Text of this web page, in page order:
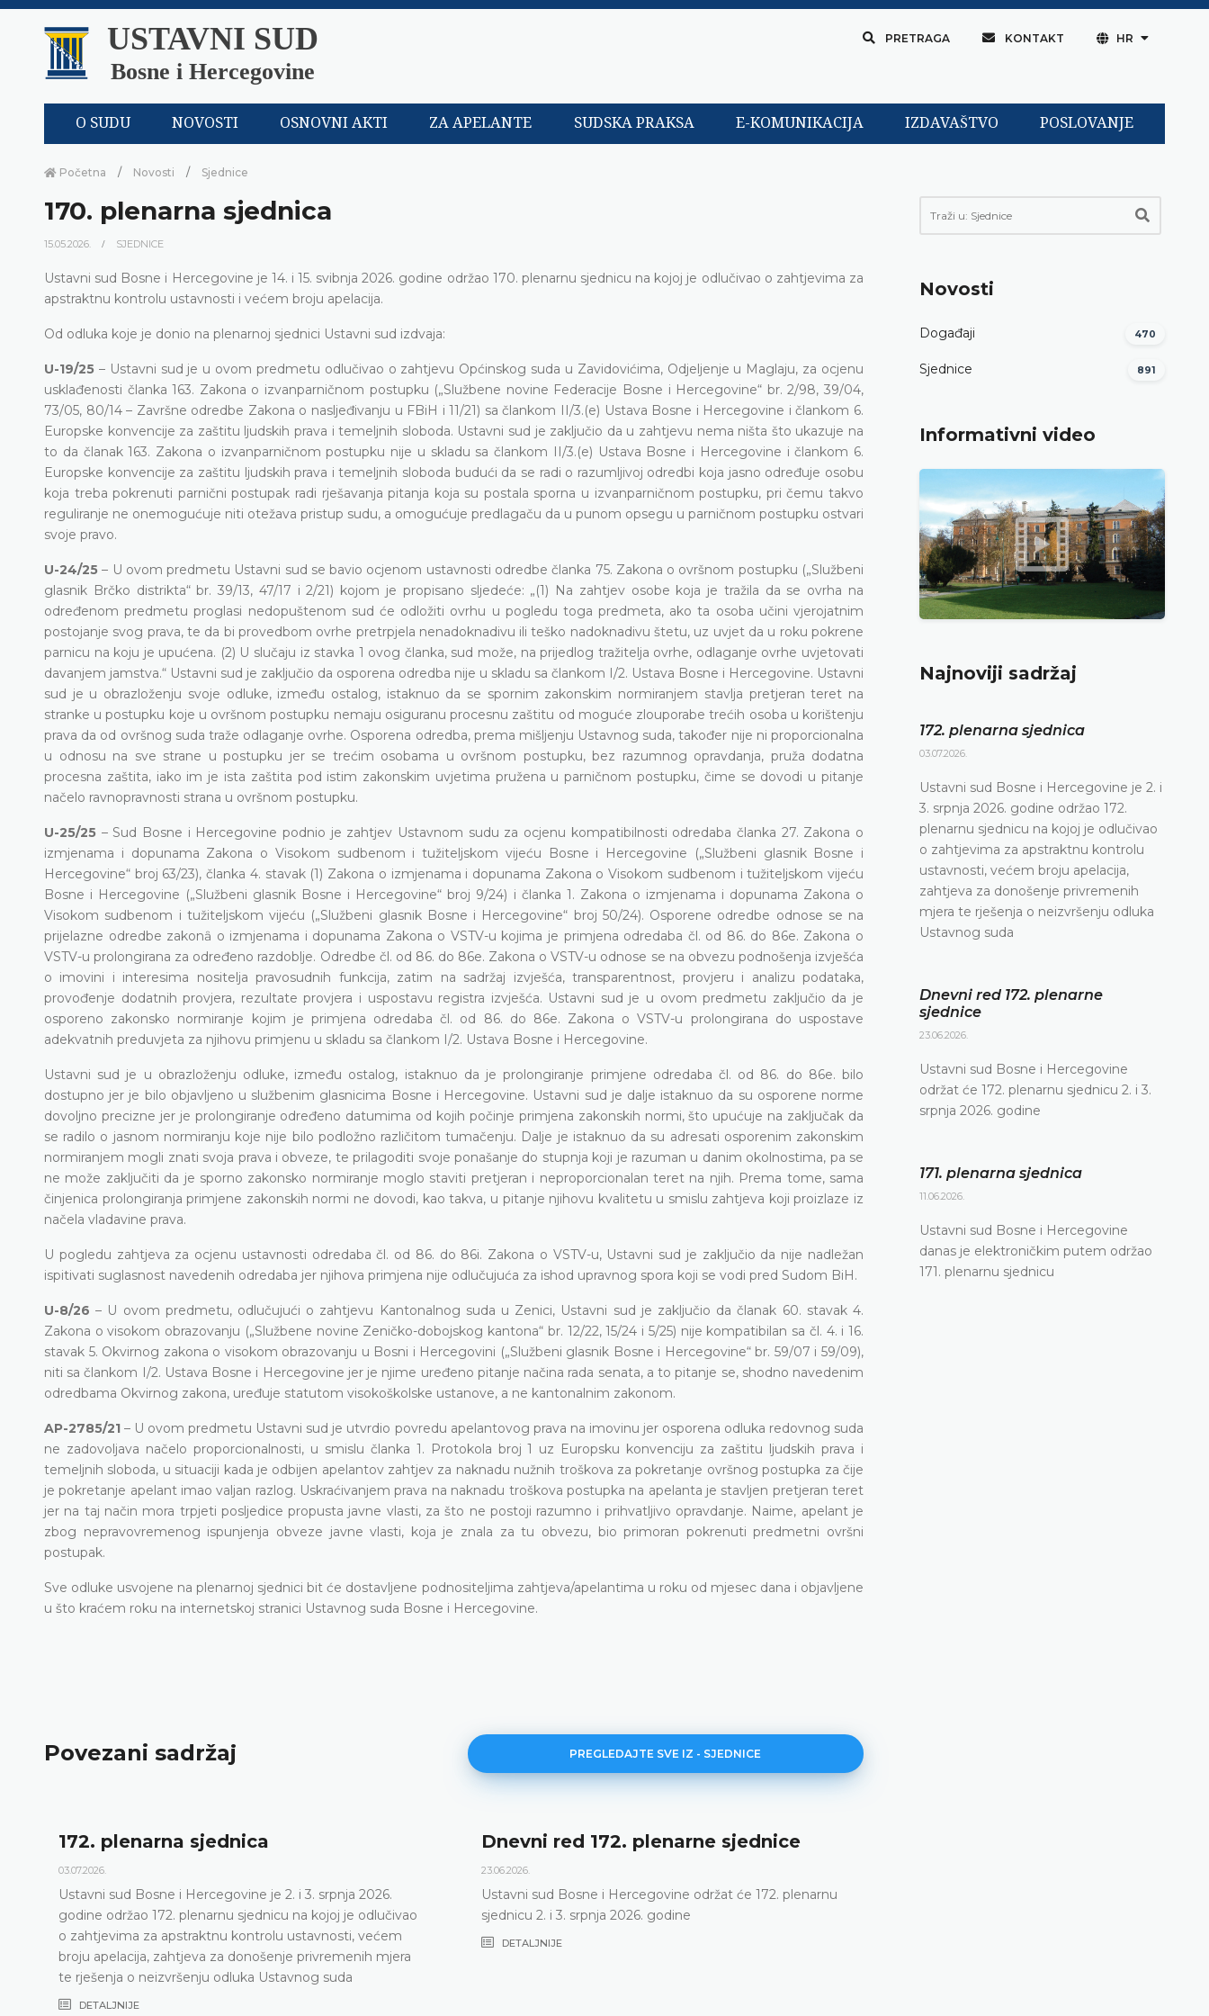
USTAVNI SUD
Bosne i Hercegovine
PRETRAGA KONTAKT HR
O SUDU NOVOSTI OSNOVNI AKTI ZA APELANTE SUDSKA PRAKSA E-KOMUNIKACIJA IZDAVAŠTVO POSLOVANJE
Početna Novosti Sjednice
170. plenarna sjednica
15.05.2026. SJEDNICE
Ustavni sud Bosne i Hercegovine je 14. i 15. svibnja 2026. godine održao 170. plenarnu sjednicu na kojoj je odlučivao o zahtjevima za
apstraktnu kontrolu ustavnosti i većem broju apelacija.
Od odluka koje je donio na plenarnoj sjednici Ustavni sud izdvaja:
U-19/25 – Ustavni sud je u ovom predmetu odlučivao o zahtjevu Općinskog suda u Zavidovićima, Odjeljenje u Maglaju, za ocjenu
usklađenosti članka 163. Zakona o izvanparničnom postupku („Službene novine Federacije Bosne i Hercegovine“ br. 2/98, 39/04,
73/05, 80/14 – Završne odredbe Zakona o nasljeđivanju u FBiH i 11/21) sa člankom II/3.(e) Ustava Bosne i Hercegovine i člankom 6.
Europske konvencije za zaštitu ljudskih prava i temeljnih sloboda. Ustavni sud je zaključio da u zahtjevu nema ništa što ukazuje na
to da članak 163. Zakona o izvanparničnom postupku nije u skladu sa člankom II/3.(e) Ustava Bosne i Hercegovine i člankom 6.
Europske konvencije za zaštitu ljudskih prava i temeljnih sloboda budući da se radi o razumljivoj odredbi koja jasno određuje osobu
koja treba pokrenuti parnični postupak radi rješavanja pitanja koja su postala sporna u izvanparničnom postupku, pri čemu takvo
reguliranje ne onemogućuje niti otežava pristup sudu, a omogućuje predlagaču da u punom opsegu u parničnom postupku ostvari
svoje pravo.
U-24/25 – U ovom predmetu Ustavni sud se bavio ocjenom ustavnosti odredbe članka 75. Zakona o ovršnom postupku („Službeni
glasnik Brčko distrikta“ br. 39/13, 47/17 i 2/21) kojom je propisano sljedeće: „(1) Na zahtjev osobe koja je tražila da se ovrha na
određenom predmetu proglasi nedopuštenom sud će odložiti ovrhu u pogledu toga predmeta, ako ta osoba učini vjerojatnim
postojanje svog prava, te da bi provedbom ovrhe pretrpjela nenadoknadivu ili teško nadoknadivu štetu, uz uvjet da u roku pokrene
parnicu na koju je upućena. (2) U slučaju iz stavka 1 ovog članka, sud može, na prijedlog tražitelja ovrhe, odlaganje ovrhe uvjetovati
davanjem jamstva.“ Ustavni sud je zaključio da osporena odredba nije u skladu sa člankom I/2. Ustava Bosne i Hercegovine. Ustavni
sud je u obrazloženju svoje odluke, između ostalog, istaknuo da se spornim zakonskim normiranjem stavlja pretjeran teret na
stranke u postupku koje u ovršnom postupku nemaju osiguranu procesnu zaštitu od moguće zlouporabe trećih osoba u korištenju
prava da od ovršnog suda traže odlaganje ovrhe. Osporena odredba, prema mišljenju Ustavnog suda, također nije ni proporcionalna
u odnosu na sve strane u postupku jer se trećim osobama u ovršnom postupku, bez razumnog opravdanja, pruža dodatna
procesna zaštita, iako im je ista zaštita pod istim zakonskim uvjetima pružena u parničnom postupku, čime se dovodi u pitanje
načelo ravnopravnosti strana u ovršnom postupku.
U-25/25 – Sud Bosne i Hercegovine podnio je zahtjev Ustavnom sudu za ocjenu kompatibilnosti odredaba članka 27. Zakona o
izmjenama i dopunama Zakona o Visokom sudbenom i tužiteljskom vijeću Bosne i Hercegovine („Službeni glasnik Bosne i
Hercegovine“ broj 63/23), članka 4. stavak (1) Zakona o izmjenama i dopunama Zakona o Visokom sudbenom i tužiteljskom vijeću
Bosne i Hercegovine („Službeni glasnik Bosne i Hercegovine“ broj 9/24) i članka 1. Zakona o izmjenama i dopunama Zakona o
Visokom sudbenom i tužiteljskom vijeću („Službeni glasnik Bosne i Hercegovine“ broj 50/24). Osporene odredbe odnose se na
prijelazne odredbe zakonȃ o izmjenama i dopunama Zakona o VSTV-u kojima je primjena odredaba čl. od 86. do 86e. Zakona o
VSTV-u prolongirana za određeno razdoblje. Odredbe čl. od 86. do 86e. Zakona o VSTV-u odnose se na obvezu podnošenja izvješća
o imovini i interesima nositelja pravosudnih funkcija, zatim na sadržaj izvješća, transparentnost, provjeru i analizu podataka,
provođenje dodatnih provjera, rezultate provjera i uspostavu registra izvješća. Ustavni sud je u ovom predmetu zaključio da je
osporeno zakonsko normiranje kojim je primjena odredaba čl. od 86. do 86e. Zakona o VSTV-u prolongirana do uspostave
adekvatnih preduvjeta za njihovu primjenu u skladu sa člankom I/2. Ustava Bosne i Hercegovine.
Ustavni sud je u obrazloženju odluke, između ostalog, istaknuo da je prolongiranje primjene odredaba čl. od 86. do 86e. bilo
dostupno jer je bilo objavljeno u službenim glasnicima Bosne i Hercegovine. Ustavni sud je dalje istaknuo da su osporene norme
dovoljno precizne jer je prolongiranje određeno datumima od kojih počinje primjena zakonskih normi, što upućuje na zaključak da
se radilo o jasnom normiranju koje nije bilo podložno različitom tumačenju. Dalje je istaknuo da su adresati osporenim zakonskim
normiranjem mogli znati svoja prava i obveze, te prilagoditi svoje ponašanje do stupnja koji je razuman u danim okolnostima, pa se
ne može zaključiti da je sporno zakonsko normiranje moglo staviti pretjeran i neproporcionalan teret na njih. Prema tome, sama
činjenica prolongiranja primjene zakonskih normi ne dovodi, kao takva, u pitanje njihovu kvalitetu u smislu zahtjeva koji proizlaze iz
načela vladavine prava.
U pogledu zahtjeva za ocjenu ustavnosti odredaba čl. od 86. do 86i. Zakona o VSTV-u, Ustavni sud je zaključio da nije nadležan
ispitivati suglasnost navedenih odredaba jer njihova primjena nije odlučujuća za ishod upravnog spora koji se vodi pred Sudom BiH.
U-8/26 – U ovom predmetu, odlučujući o zahtjevu Kantonalnog suda u Zenici, Ustavni sud je zaključio da članak 60. stavak 4.
Zakona o visokom obrazovanju („Službene novine Zeničko-dobojskog kantona“ br. 12/22, 15/24 i 5/25) nije kompatibilan sa čl. 4. i 16.
stavak 5. Okvirnog zakona o visokom obrazovanju u Bosni i Hercegovini („Službeni glasnik Bosne i Hercegovine“ br. 59/07 i 59/09),
niti sa člankom I/2. Ustava Bosne i Hercegovine jer je njime uređeno pitanje načina rada senata, a to pitanje se, shodno navedenim
odredbama Okvirnog zakona, uređuje statutom visokoškolske ustanove, a ne kantonalnim zakonom.
AP-2785/21 – U ovom predmetu Ustavni sud je utvrdio povredu apelantovog prava na imovinu jer osporena odluka redovnog suda
ne zadovoljava načelo proporcionalnosti, u smislu članka 1. Protokola broj 1 uz Europsku konvenciju za zaštitu ljudskih prava i
temeljnih sloboda, u situaciji kada je odbijen apelantov zahtjev za naknadu nužnih troškova za pokretanje ovršnog postupka za čije
je pokretanje apelant imao valjan razlog. Uskraćivanjem prava na naknadu troškova postupka na apelanta je stavljen pretjeran teret
jer na taj način mora trpjeti posljedice propusta javne vlasti, za što ne postoji razumno i prihvatljivo opravdanje. Naime, apelant je
zbog nepravovremenog ispunjenja obveze javne vlasti, koja je znala za tu obvezu, bio primoran pokrenuti predmetni ovršni
postupak.
Sve odluke usvojene na plenarnoj sjednici bit će dostavljene podnositeljima zahtjeva/apelantima u roku od mjesec dana i objavljene
u što kraćem roku na internetskoj stranici Ustavnog suda Bosne i Hercegovine.
Povezani sadržaj PREGLEDAJTE SVE IZ - SJEDNICE
172. plenarna sjednica
03.07.2026.
Ustavni sud Bosne i Hercegovine je 2. i 3. srpnja 2026.
godine održao 172. plenarnu sjednicu na kojoj je odlučivao
o zahtjevima za apstraktnu kontrolu ustavnosti, većem
broju apelacija, zahtjeva za donošenje privremenih mjera
te rješenja o neizvršenju odluka Ustavnog suda
DETALJNIJE
Dnevni red 172. plenarne sjednice
23.06.2026.
Ustavni sud Bosne i Hercegovine održat će 172. plenarnu
sjednicu 2. i 3. srpnja 2026. godine
DETALJNIJE
Novosti
Događaji 470
Sjednice 891
Informativni video
Najnoviji sadržaj
172. plenarna sjednica
03.07.2026.
Ustavni sud Bosne i Hercegovine je 2. i
3. srpnja 2026. godine održao 172.
plenarnu sjednicu na kojoj je odlučivao
o zahtjevima za apstraktnu kontrolu
ustavnosti, većem broju apelacija,
zahtjeva za donošenje privremenih
mjera te rješenja o neizvršenju odluka
Ustavnog suda
Dnevni red 172. plenarne
sjednice
23.06.2026.
Ustavni sud Bosne i Hercegovine
održat će 172. plenarnu sjednicu 2. i 3.
srpnja 2026. godine
171. plenarna sjednica
11.06.2026.
Ustavni sud Bosne i Hercegovine
danas je elektroničkim putem održao
171. plenarnu sjednicu